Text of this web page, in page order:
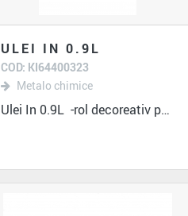
ULEI IN 0.9L
COD: KI64400323
Metalo chimice
Ulei In 0.9L -rol decoreativ pentru...